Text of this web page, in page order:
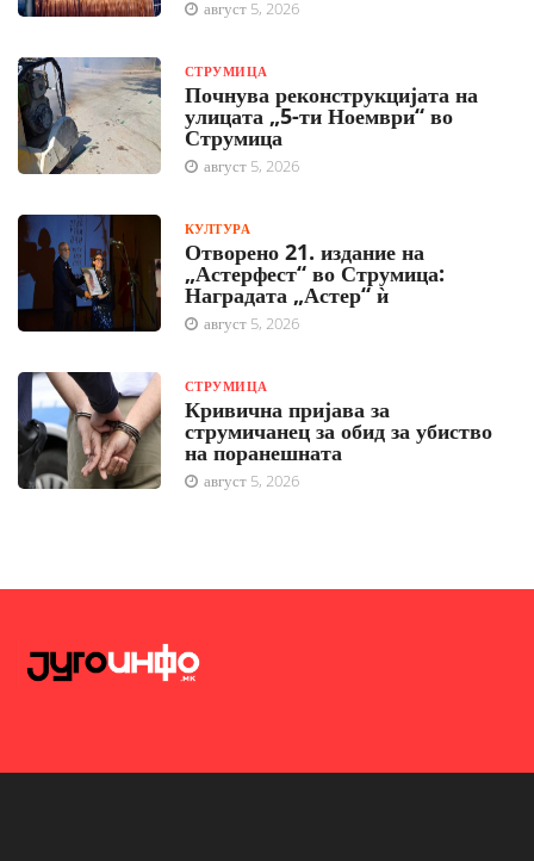
август 5, 2026
СТРУМИЦА
Почнува реконструкцијата на
улицата „5-ти Ноември“ во
Струмица
август 5, 2026
КУЛТУРА
Отворено 21. издание на
„Астерфест“ во Струмица:
Наградата „Астер“ ѝ
август 5, 2026
СТРУМИЦА
Кривична пријава за
струмичанец за обид за убиство
на поранешната
август 5, 2026